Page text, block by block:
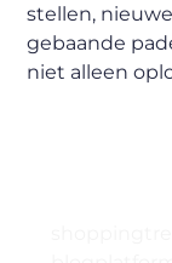
stellen,
gebaande
niet alleen